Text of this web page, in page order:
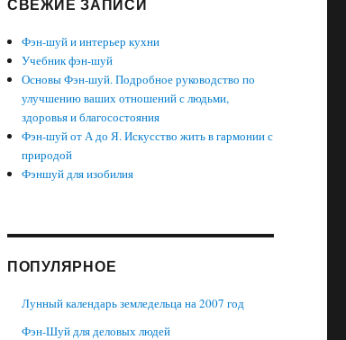
Фэн-шуй и интерьер кухни
Учебник фэн-шуй
Основы Фэн-шуй. Подробное руководство по
улучшению ваших отношений с людьми,
здоровья и благосостояния
Фэн-шуй от А до Я. Искусство жить в гармонии с
природой
Фэншуй для изобилия
ПОПУЛЯРНОЕ
Лунный календарь земледельца на 2007 год
Фэн-Шуй для деловых людей